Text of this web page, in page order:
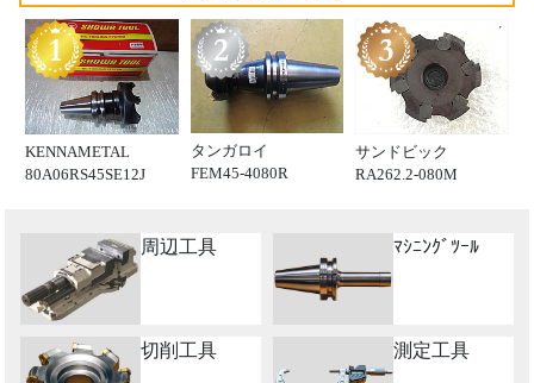
KENNAMETAL
80A06RS45SE12J
タンガロイ
FEM45-4080R
サンドビック
RA262.2-080M
周辺工具 ﾏｼﾆﾝｸﾞﾂｰﾙ
切削工具 測定工具